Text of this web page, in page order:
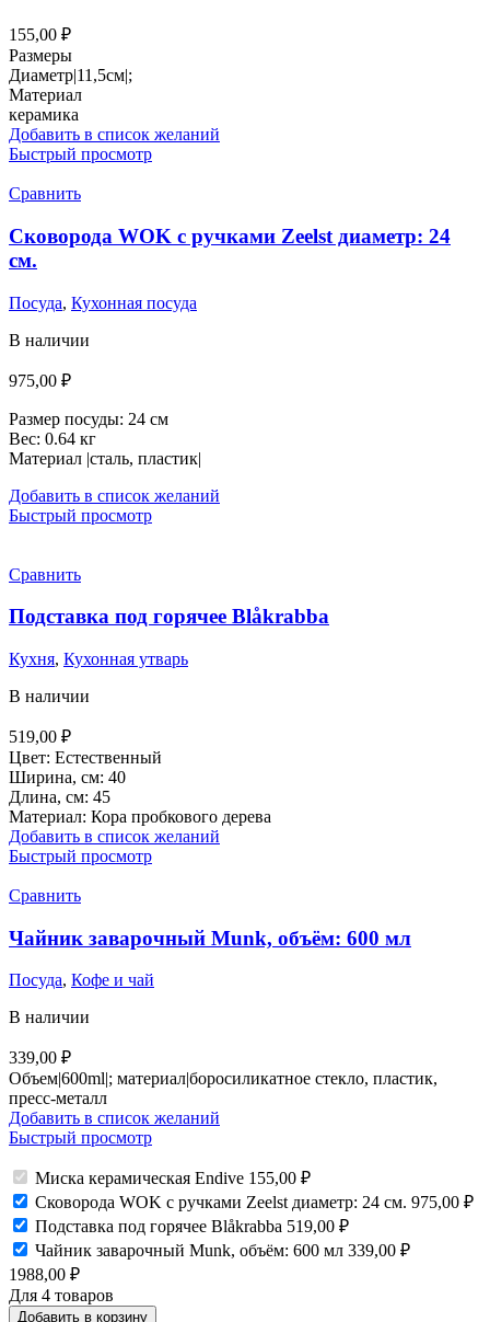
155,00 ₽
Размеры
Диаметр|11,5см|;
Материал
керамика
Добавить в список желаний
Быстрый просмотр
Сравнить
Сковорода WOK с ручками Zeelst диаметр: 24
см.
Посуда, Кухонная посуда
В наличии
975,00 ₽
Размер посуды: 24 см
Вес: 0.64 кг
Материал |сталь, пластик|
Добавить в список желаний
Быстрый просмотр
Сравнить
Подставка под горячее Blåkrabba
Кухня, Кухонная утварь
В наличии
519,00 ₽
Цвет: Естественный
Ширина, см: 40
Длина, см: 45
Материал: Кора пробкового дерева
Добавить в список желаний
Быстрый просмотр
Сравнить
Чайник заварочный Munk, объём: 600 мл
Посуда, Кофе и чай
В наличии
339,00 ₽
Объем|600ml|; материал|боросиликатное стекло, пластик,
пресс-металл
Добавить в список желаний
Быстрый просмотр
Миска керамическая Endive 155,00 ₽
Сковорода WOK с ручками Zeelst диаметр: 24 см. 975,00 ₽
Подставка под горячее Blåkrabba 519,00 ₽
Чайник заварочный Munk, объём: 600 мл 339,00 ₽
1988,00 ₽
Для 4 товаров
Добавить в корзину